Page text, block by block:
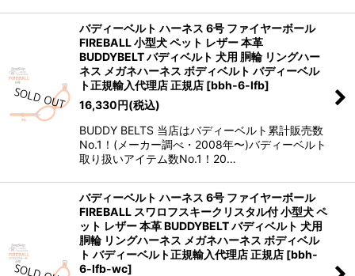
バディーベルト ハーネス 6号 ファイヤーボール
FIREBALL 小型犬 ペット レザー 本革
BUDDYBELT バディベルト 犬用 胴輪 リングハー
ネス メガネハーネス ボディベルト バディーベル
ト正規輸入代理店 正規店 [bbh-6-lfb]
16,330円(税込)
BUDDY BELTS 当店はバディーベルト累計販売数
No.1！(メーカー調べ・2008年〜)バディーベルト
取り扱いアイテム数No.1！20…
バディーベルト ハーネス 6号 ファイヤーボール
FIREBALL スワロフスキークリスタル付 小型犬 ペ
ット レザー 本革 BUDDYBELT バディベルト 犬用
胴輪 リングハーネス メガネハーネス ボディベル
ト バディーベルト正規輸入代理店 正規店 [bbh-
6-lfb-wc]